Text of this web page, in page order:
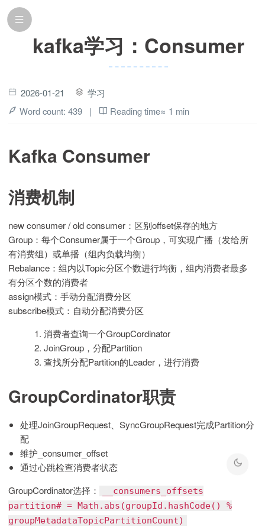
kafka学习：Consumer
2026-01-21
学习
Word count: 439 | Reading time≈ 1 min
Kafka Consumer
消费机制
new consumer / old consumer：区别offset保存的地方
Group：每个Consumer属于一个Group，可实现广播（发给所
有消费组）或单播（组内负载均衡）
Rebalance：组内以Topic分区个数进行均衡，组内消费者最多
有分区个数的消费者
assign模式：手动分配消费分区
subscribe模式：自动分配消费分区
消费者查询一个GroupCordinator
JoinGroup，分配Partition
查找所分配Partition的Leader，进行消费
GroupCordinator职责
处理JoinGroupRequest、SyncGroupRequest完成Partition分
配
维护_consumer_offset
通过心跳检查消费者状态
GroupCordinator选择：
__consumers_offsets
partition# = Math.abs(groupId.hashCode() %
groupMetadataTopicPartitionCount)